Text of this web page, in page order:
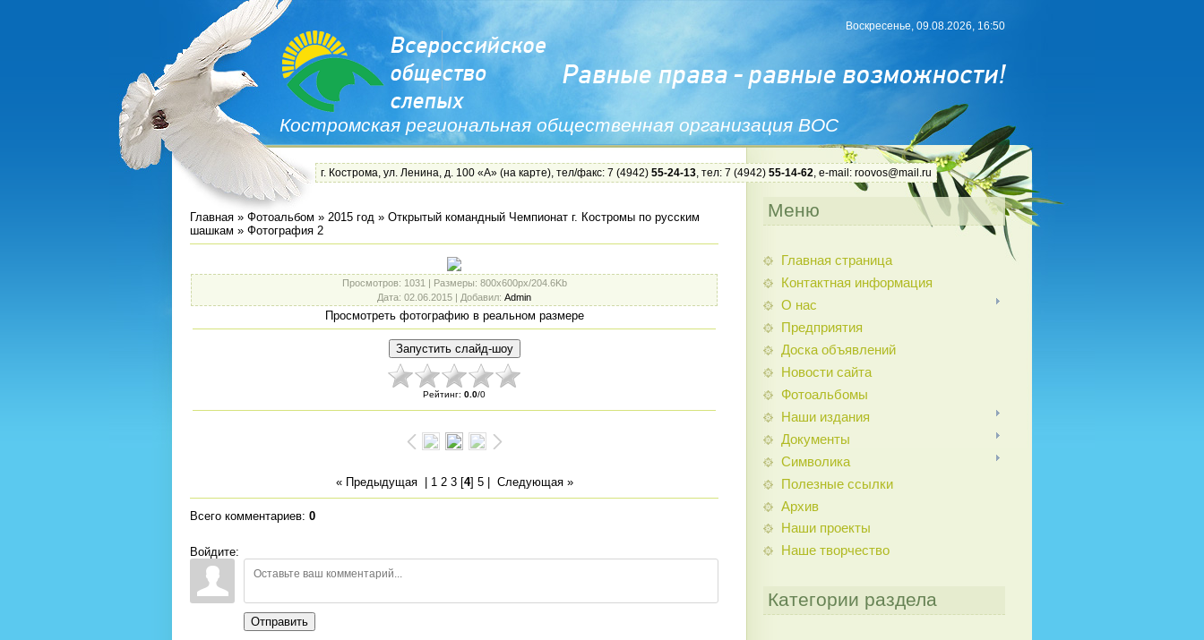
Костромская региональная общественная организация ВОС
Воскресенье, 09.08.2026, 16:50
г. Кострома, ул. Ленина, д. 100 «А» (на карте), тел/факс: 7 (4942) 55-24-13, тел: 7 (4942) 55-14-62, e-mail: roovos@mail.ru
Главная » Фотоальбом » 2015 год » Открытый командный Чемпионат г. Костромы по русским
шашкам » Фотография 2
Просмотров: 1031 | Размеры: 800x600px/204.6Kb
Дата: 02.06.2015 | Добавил: Admin
Просмотреть фотографию в реальном размере
Рейтинг: 0.0/0
« Предыдущая| 1 2 3[4] 5| Следующая »
Всего комментариев: 0
Войдите:
Отправить
Меню
Главная страница
Контактная информация
О нас
Предприятия
Доска объявлений
Новости сайта
Фотоальбомы
Наши издания
Документы
Символика
Полезные ссылки
Архив
Наши проекты
Наше творчество
Категории раздела